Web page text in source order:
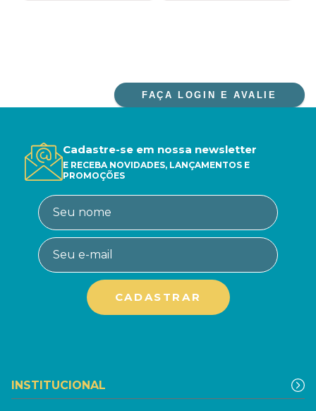
FAÇA LOGIN E AVALIE
Cadastre-se em nossa newsletter
E RECEBA NOVIDADES, LANÇAMENTOS E
PROMOÇÕES
INSTITUCIONAL